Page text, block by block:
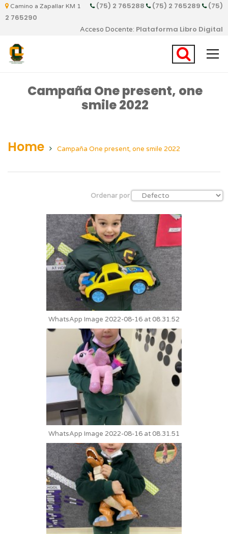
Camino a Zapallar KM 1 (75) 2 765288 (75) 2 765289
(75)
2 765290
Acceso Docente: Plataforma Libro Digital
Campaña One present, one
smile 2022
Home Campaña One present, one smile 2022
Ordenar por
WhatsApp Image 2022-08-16 at 08.31.52
WhatsApp Image 2022-08-16 at 08.31.51